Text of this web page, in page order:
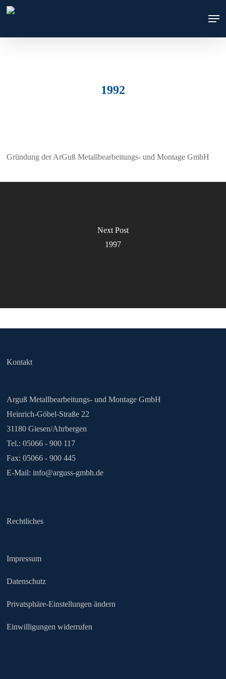
Skip
main
1992
Gründung der ArGuß Metallbearbeitungs- und Montage GmbH
Next Post
1997
Kontakt
Arguß Metallbearbeitungs- und Montage GmbH
Heinrich-Göbel-Straße 22
31180 Giesen/Ahrbergen
Tel.:05066 - 900 117
Fax: 05066 - 900 445
E-Mail:info@arguss-gmbh.de
Rechtliches
Impressum
Datenschutz
Privatsphäre-Einstellungen ändern
Einwilligungen widerrufen